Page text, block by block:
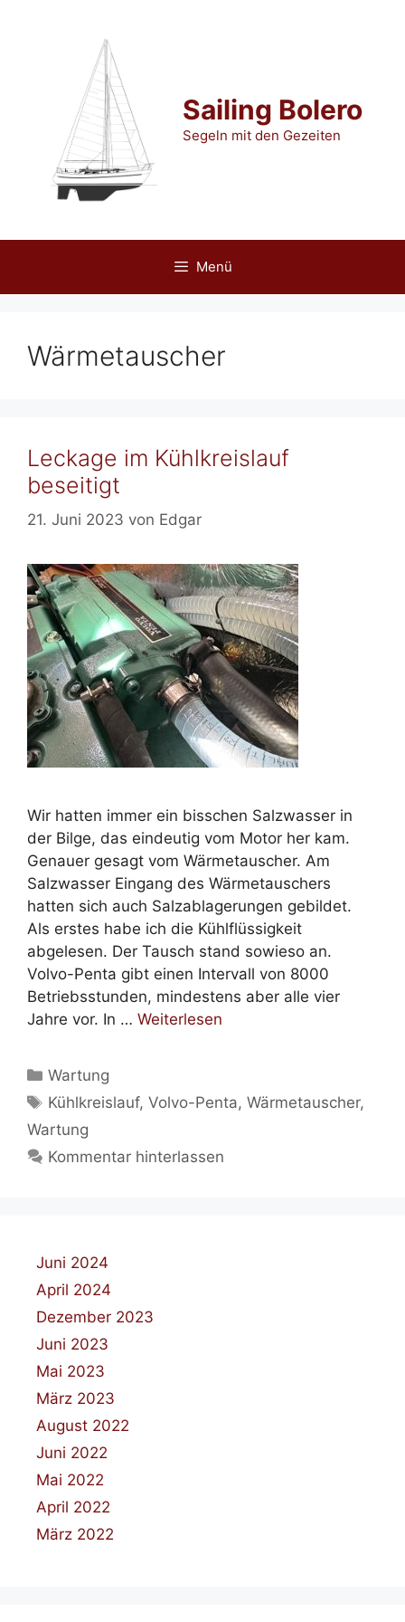
Sailing Bolero
Segeln mit den Gezeiten
Menü
Wärmetauscher
Leckage im Kühlkreislauf
beseitigt
21. Juni 2023 von Edgar
Wir hatten immer ein bisschen Salzwasser in
der Bilge, das eindeutig vom Motor her kam.
Genauer gesagt vom Wärmetauscher. Am
Salzwasser Eingang des Wärmetauschers
hatten sich auch Salzablagerungen gebildet.
Als erstes habe ich die Kühlflüssigkeit
abgelesen. Der Tausch stand sowieso an.
Volvo-Penta gibt einen Intervall von 8000
Betriebsstunden, mindestens aber alle vier
Jahre vor. In … Weiterlesen
Kategorien
Wartung
Schlagwörter
Kühlkreislauf,Volvo-Penta,Wärmetauscher,
Wartung
Kommentar hinterlassen
Juni 2024
April 2024
Dezember 2023
Juni 2023
Mai 2023
März 2023
August 2022
Juni 2022
Mai 2022
April 2022
März 2022